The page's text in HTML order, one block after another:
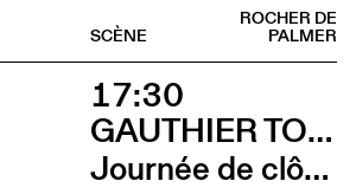
ROCHER DE
PALMER
SCÈNE
17:30
GAUTHIER TOUX TRIO / LOUIS JUCKER / YILIAN CAÑIZARES
Journée de clôture du FAB (Yilian Cañizares)